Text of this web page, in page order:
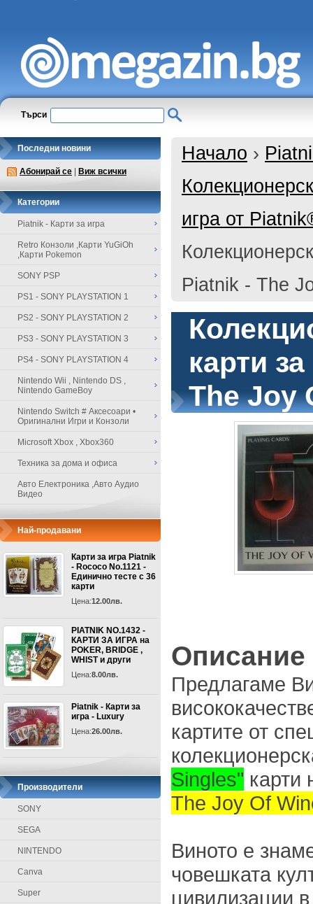
Търси
Последни новини
Абонирай се Виж всички
Категории
Piatnik - Карти за игра
Retro Конзоли ,Карти YuGiOh
,Карти Pokemon
SONY PSP
PS1 - SONY PLAYSTATION 1
PS2 - SONY PLAYSTATION 2
PS3 - SONY PLAYSTATION 3
PS4 - SONY PLAYSTATION 4
Nintendo Wii , Nintendo DS ,
Nintendo GameBoy
Nintendo Switch # Аксесоари •
Оригинални Игри и Конзоли
Microsoft Xbox , Xbox360
Техника за дома и офиса
Авто Електроника ,Авто Аудио
Видео
Най-продавани
Карти за игра Piatnik
- Rococo No.1121 -
Единично тесте с 36
карти
Цена:12.00лв.
PIATNIK NO.1432 -
КАРТИ ЗА ИГРА на
POKER, BRIDGE ,
WHIST и други
Цена:8.00лв.
Piatnik - Карти за
игра - Luxury
Цена:26.00лв.
Производители
SONY
SEGA
NINTENDO
Canva
Super
Начало ›
игра от
Piatnik - The
карти
The Joy
Описание
Предлагаме
картите от
Singles" карти
The Joy Of
Виното е
човешката
цивилизации